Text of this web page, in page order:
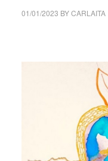
01/01/2023 BYCARLAITA